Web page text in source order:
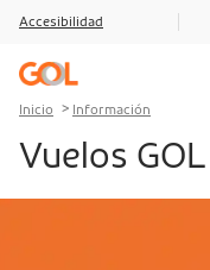
Ir al menu
Ir al contenido
Ir al pie de página
Accesibilidad
Inicio Información
Vuelos GOL